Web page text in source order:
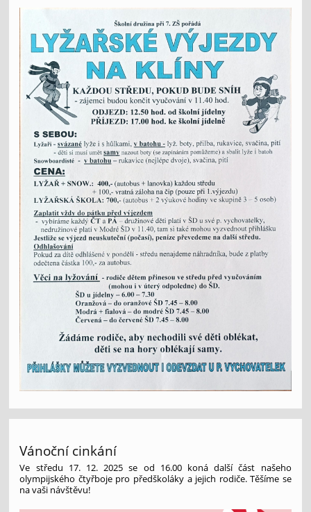
Vánoční cinkání
Ve středu 17. 12. 2025 se od 16.00 koná další část našeho
olympijského čtyřboje pro předškoláky a jejich rodiče. Těšíme se
na vaši návštěvu!